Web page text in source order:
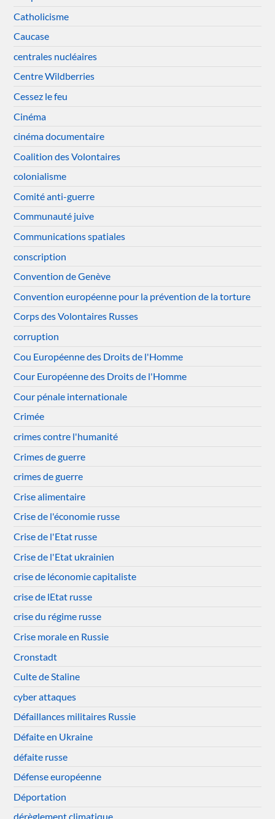
Catholicisme
Caucase
centrales nucléaires
Centre Wildberries
Cessez le feu
Cinéma
cinéma documentaire
Coalition des Volontaires
colonialisme
Comité anti-guerre
Communauté juive
Communications spatiales
conscription
Convention de Genève
Convention européenne pour la prévention de la torture
Corps des Volontaires Russes
corruption
Cou Européenne des Droits de l'Homme
Cour Européenne des Droits de l'Homme
Cour pénale internationale
Crimée
crimes contre l'humanité
Crimes de guerre
crimes de guerre
Crise alimentaire
Crise de l'économie russe
Crise de l'Etat russe
Crise de l'Etat ukrainien
crise de léconomie capitaliste
crise de lEtat russe
crise du régime russe
Crise morale en Russie
Cronstadt
Culte de Staline
cyber attaques
Défaillances militaires Russie
Défaite en Ukraine
défaite russe
Défense européenne
Déportation
dérèglement climatique